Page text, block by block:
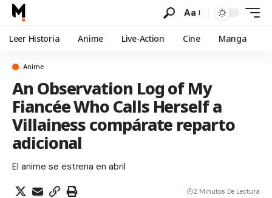
Aa
Leer Historia Anime Live-Action Cine Manga
Anime
An Observation Log of My
Fiancée Who Calls Herself a
Villainess compárate reparto
adicional
El anime se estrena en abril
2 Minutos De Lectura